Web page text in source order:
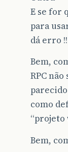
E se for
para
dá erro !!
Bem,
RPC
como
“projeto
Bem,